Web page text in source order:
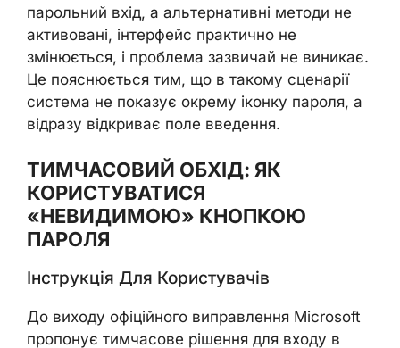
парольний вхід, а альтернативні методи не
активовані, інтерфейс практично не
змінюється, і проблема зазвичай не виникає.
Це пояснюється тим, що в такому сценарії
система не показує окрему іконку пароля, а
відразу відкриває поле введення.
ТИМЧАСОВИЙ ОБХІД: ЯК
КОРИСТУВАТИСЯ
«НЕВИДИМОЮ» КНОПКОЮ
ПАРОЛЯ
Інструкція Для Користувачів
До виходу офіційного виправлення Microsoft
пропонує тимчасове рішення для входу в